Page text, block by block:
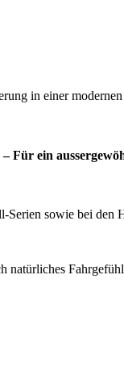
in einer
Für ein
Serien sowie bei den